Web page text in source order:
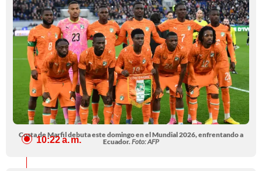
Costa de Marfil debuta este domingo en el Mundial 2026, enfrentando a
Ecuador.Foto: AFP
10:22 a. m.